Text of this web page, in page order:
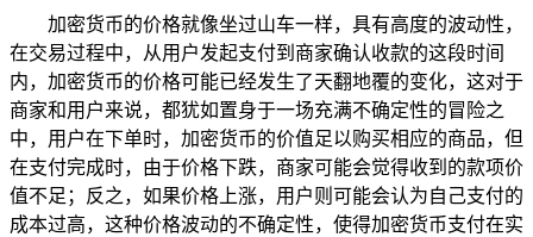
加密货币的价格就像坐过山车一样，具有高度的波动性，
在交易过程中，从用户发起支付到商家确认收款的这段时间
内，加密货币的价格可能已经发生了天翻地覆的变化，这对于
商家和用户来说，都犹如置身于一场充满不确定性的冒险之
中，用户在下单时，加密货币的价值足以购买相应的商品，但
在支付完成时，由于价格下跌，商家可能会觉得收到的款项价
值不足；反之，如果价格上涨，用户则可能会认为自己支付的
成本过高，这种价格波动的不确定性，使得加密货币支付在实